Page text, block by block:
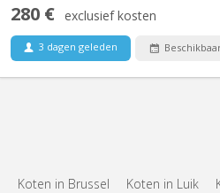
280 € exclusief kosten
3 dagen geleden
Koten in Brussel Koten in Luik